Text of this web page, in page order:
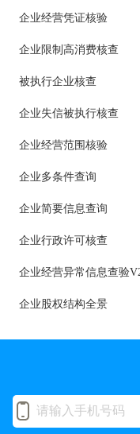
企业经营凭证核验
企业限制高消费核查
被执行企业核查
企业失信被执行核查
企业经营范围核验
企业多条件查询
企业简要信息查询
企业行政许可核查
企业经营异常信息查验
企业股权结构全景